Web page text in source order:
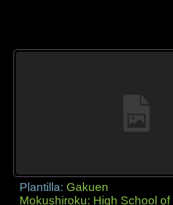
Plantilla: Gakuen
Mokushiroku: High School of